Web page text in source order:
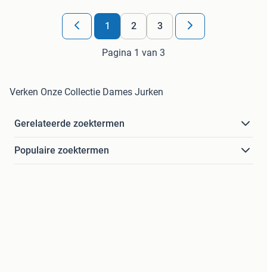
1 2 3
Pagina 1 van 3
Verken Onze Collectie Dames Jurken
Gerelateerde zoektermen
Populaire zoektermen